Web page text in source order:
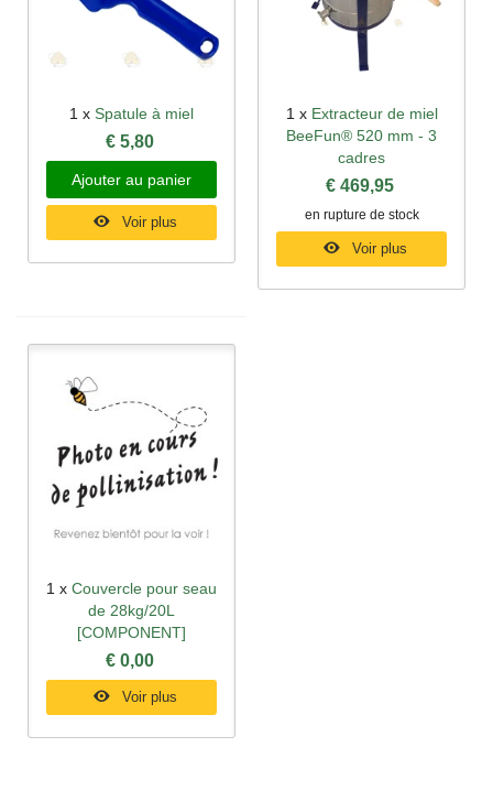
1 x Spatule à miel
€ 5,80
Ajouter au panier
Voir plus
1 x Extracteur de miel
BeeFun® 520 mm - 3
cadres
€ 469,95
en rupture de stock
Voir plus
1 x Couvercle pour seau
de 28kg/20L
[COMPONENT]
€ 0,00
Voir plus